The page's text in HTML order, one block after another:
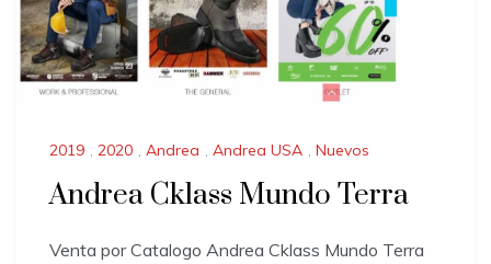
2019 , 2020 , Andrea , Andrea USA , Nuevos
Andrea Cklass Mundo Terra
Venta por Catalogo Andrea Cklass Mundo Terra